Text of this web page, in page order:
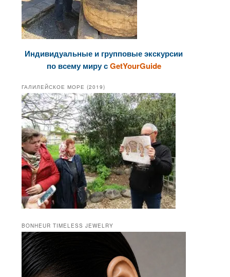
Индивидуальные и групповые экскурсии
по всему миру сGetYourGuide
ГАЛИЛЕЙСКОЕ МОРЕ (2019)
BONHEUR TIMELESS JEWELRY